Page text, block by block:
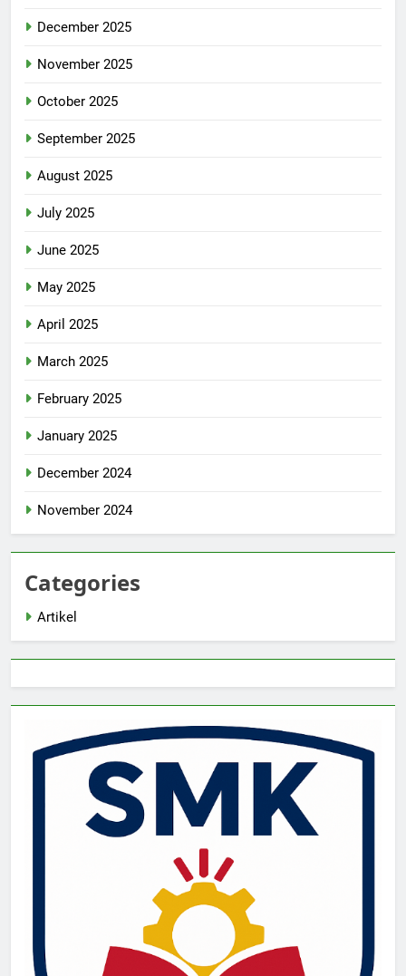
December 2025
November 2025
October 2025
September 2025
August 2025
July 2025
June 2025
May 2025
April 2025
March 2025
February 2025
January 2025
December 2024
November 2024
Categories
Artikel